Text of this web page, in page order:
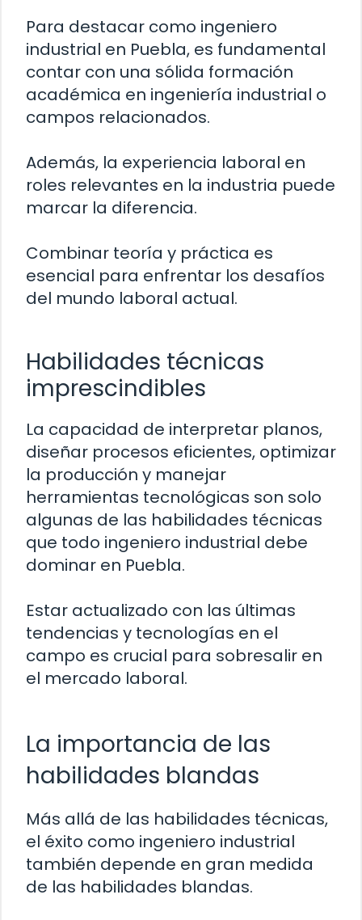
Para destacar como ingeniero
industrial en Puebla, es fundamental
contar con una sólida formación
académica en ingeniería industrial o
campos relacionados.
Además, la experiencia laboral en
roles relevantes en la industria puede
marcar la diferencia.
Combinar teoría y práctica es
esencial para enfrentar los desafíos
del mundo laboral actual.
Habilidades técnicas
imprescindibles
La capacidad de interpretar planos,
diseñar procesos eficientes, optimizar
la producción y manejar
herramientas tecnológicas son solo
algunas de las habilidades técnicas
que todo ingeniero industrial debe
dominar en Puebla.
Estar actualizado con las últimas
tendencias y tecnologías en el
campo es crucial para sobresalir en
el mercado laboral.
La importancia de las
habilidades blandas
Más allá de las habilidades técnicas,
el éxito como ingeniero industrial
también depende en gran medida
de las habilidades blandas.